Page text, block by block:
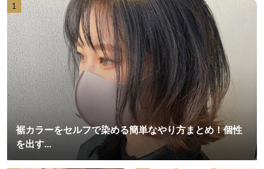
1
裾カラーをセルフで染める簡単なやり方まとめ！個性
を出す...